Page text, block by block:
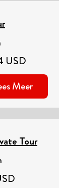
USD
Meer
Tour